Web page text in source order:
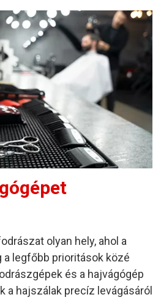
olyan hely, ahol a
legfőbb prioritások közé
és a hajvágógép
a hajszálak precíz levágásáról